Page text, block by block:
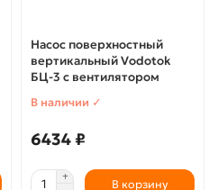
Насос поверхностный
вертикальный Vodotok
БЦ-3 с вентилятором
В наличии ✓
6434 ₽
В корзину